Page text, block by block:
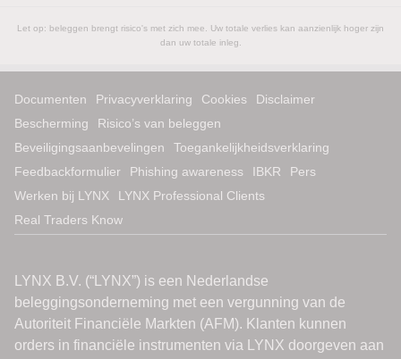
Let op: beleggen brengt risico's met zich mee. Uw totale verlies kan aanzienlijk hoger zijn
dan uw totale inleg.
Documenten Privacyverklaring Cookies
Disclaimer
Bescherming
Risico’s van beleggen
Beveiligingsaanbevelingen
Toegankelijkheidsverklaring
Feedbackformulier
Phishing awareness IBKR
Pers
Werken bij LYNX
LYNX Professional Clients
Real Traders Know